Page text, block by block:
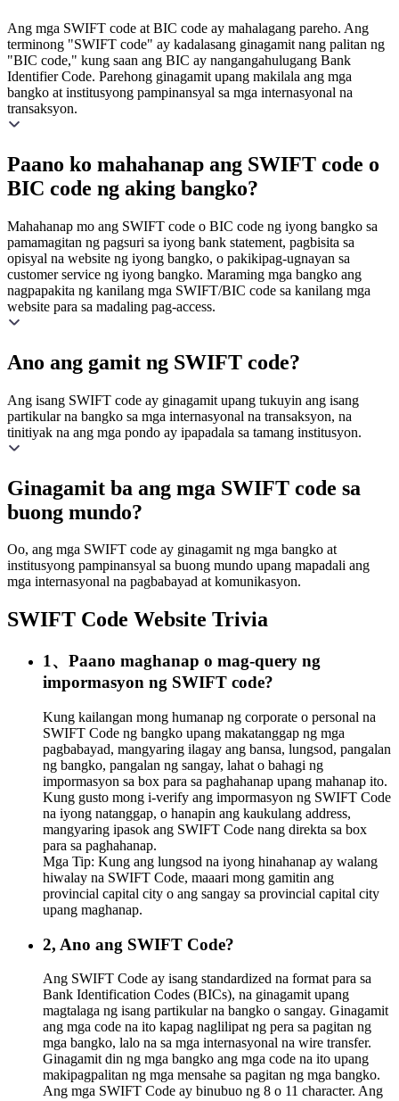
Ang mga SWIFT code at BIC code ay mahalagang pareho. Ang
terminong "SWIFT code" ay kadalasang ginagamit nang palitan ng
"BIC code," kung saan ang BIC ay nangangahulugang Bank
Identifier Code. Parehong ginagamit upang makilala ang mga
bangko at institusyong pampinansyal sa mga internasyonal na
transaksyon.
Paano ko mahahanap ang SWIFT code o
BIC code ng aking bangko?
Mahahanap mo ang SWIFT code o BIC code ng iyong bangko sa
pamamagitan ng pagsuri sa iyong bank statement, pagbisita sa
opisyal na website ng iyong bangko, o pakikipag-ugnayan sa
customer service ng iyong bangko. Maraming mga bangko ang
nagpapakita ng kanilang mga SWIFT/BIC code sa kanilang mga
website para sa madaling pag-access.
Ano ang gamit ng SWIFT code?
Ang isang SWIFT code ay ginagamit upang tukuyin ang isang
partikular na bangko sa mga internasyonal na transaksyon, na
tinitiyak na ang mga pondo ay ipapadala sa tamang institusyon.
Ginagamit ba ang mga SWIFT code sa
buong mundo?
Oo, ang mga SWIFT code ay ginagamit ng mga bangko at
institusyong pampinansyal sa buong mundo upang mapadali ang
mga internasyonal na pagbabayad at komunikasyon.
SWIFT Code Website Trivia
1、Paano maghanap o mag-query ng
impormasyon ng SWIFT code?
Kung kailangan mong humanap ng corporate o personal na
SWIFT Code ng bangko upang makatanggap ng mga
pagbabayad, mangyaring ilagay ang bansa, lungsod, pangalan
ng bangko, pangalan ng sangay, lahat o bahagi ng
impormasyon sa box para sa paghahanap upang mahanap ito.
Kung gusto mong i-verify ang impormasyon ng SWIFT Code
na iyong natanggap, o hanapin ang kaukulang address,
mangyaring ipasok ang SWIFT Code nang direkta sa box
para sa paghahanap.
Mga Tip: Kung ang lungsod na iyong hinahanap ay walang
hiwalay na SWIFT Code, maaari mong gamitin ang
provincial capital city o ang sangay sa provincial capital city
upang maghanap.
2, Ano ang SWIFT Code?
Ang SWIFT Code ay isang standardized na format para sa
Bank Identification Codes (BICs), na ginagamit upang
magtalaga ng isang partikular na bangko o sangay. Ginagamit
ang mga code na ito kapag naglilipat ng pera sa pagitan ng
mga bangko, lalo na sa mga internasyonal na wire transfer.
Ginagamit din ng mga bangko ang mga code na ito upang
makipagpalitan ng mga mensahe sa pagitan ng mga bangko.
Ang mga SWIFT Code ay binubuo ng 8 o 11 character. Ang